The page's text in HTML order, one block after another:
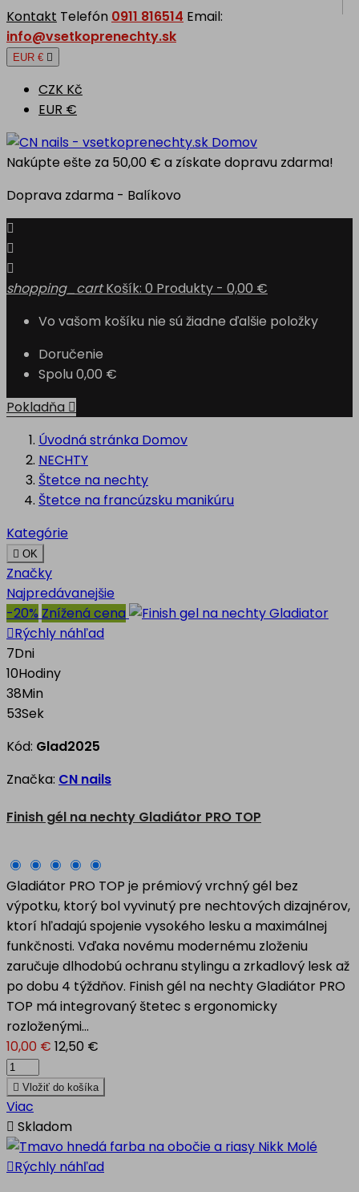
Kontakt Telefón 0911 816514 Email:
info@vsetkoprenechty.sk
EUR € 
CZK Kč
EUR €
Domov
Nakúpte ešte za 50,00 € a získate dopravu zdarma!
Doprava zdarma - Balíkovo



shopping_cart Košík: 0 Produkty - 0,00 €
Vo vašom košíku nie sú žiadne ďalšie položky
Doručenie
Spolu 0,00 €
Pokladňa 
Úvodná stránka Domov
NECHTY
Štetce na nechty
Štetce na francúzsku manikúru
Kategórie
 OK
Značky
Najpredávanejšie
-20% Znížená cena
Rýchly náhľad
7Dni
10Hodiny
38Min
52Sek
Kód: Glad2025
Značka: CN nails
Finish gél na nechty Gladiátor PRO TOP
Gladiátor PRO TOP je prémiový vrchný gél bez
výpotku, ktorý bol vyvinutý pre nechtových dizajnérov,
ktorí hľadajú spojenie vysokého lesku a maximálnej
funkčnosti. Vďaka novému modernému zloženiu
zaručuje dlhodobú ochranu stylingu a zrkadlový lesk až
po dobu 4 týždňov. Finish gél na nechty Gladiátor PRO
TOP má integrovaný štetec s ergonomicky
rozloženými...
10,00 € 12,50 €
 Vložiť do košíka
Viac
 Skladom
Rýchly náhľad